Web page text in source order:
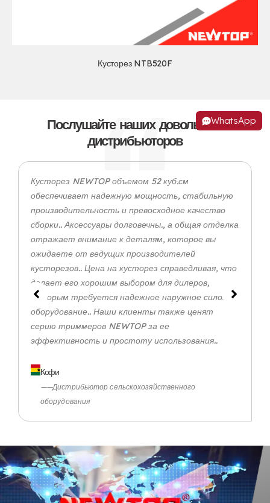
Кусторез NTB520F
Послушайте наших довольных
дистрибьюторов
Кусторез NEWTOP объемом 52 куб.см
обеспечивает надежную мощность, стабильную
производительность и превосходное качество
сборки.. Аксессуары долговечны., а общая отделка
отражает внимание к деталям, которое вы
ожидаете от ведущих производителей
кусторезов.. Цена на кусторез справедливая, что
делает его хорошим выбором для дилеров,
которым требуется надежное наружное силовое
оборудование.. Наши клиенты также ценят
серию триммеров NEWTOP за ее
эффективность и простоту использования..
Кофи
——Дистрибьютор сельскохозяйственного
оборудования
WhatsApp